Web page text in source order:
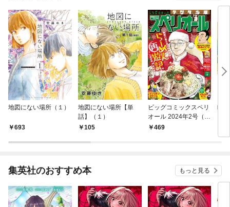
地図にない場所（１）
693
地図にない場所【単
話】（１）
105
ビッグコミックスペリ
オール 2024年2号（2
023年12月22日発売）
469
町
集英社のおすすめ本 もっと見る